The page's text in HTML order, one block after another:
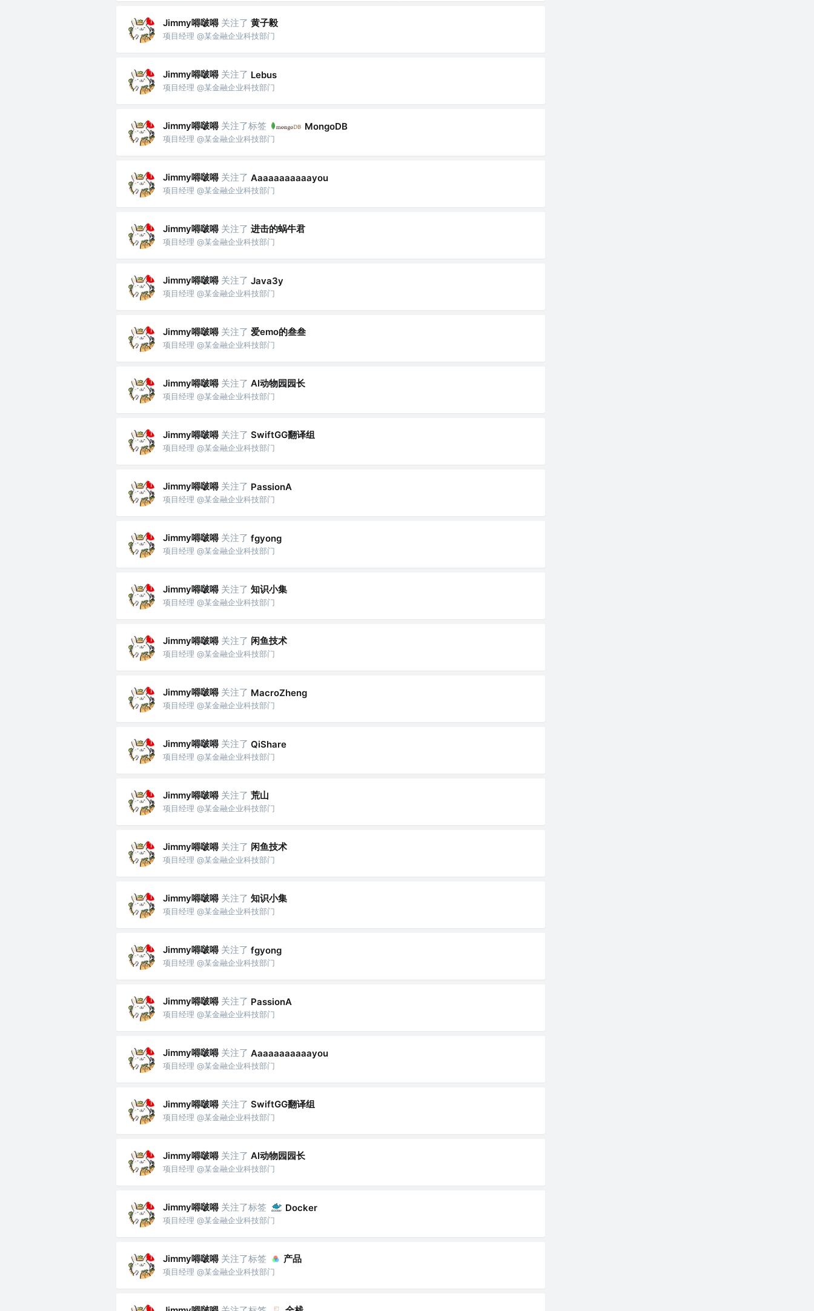
Jimmy嘚啵嘚 关注了 黄子毅
项目经理 @某金融企业科技部门
Jimmy嘚啵嘚 关注了 Lebus
项目经理 @某金融企业科技部门
Jimmy嘚啵嘚 关注了标签 MongoDB
项目经理 @某金融企业科技部门
Jimmy嘚啵嘚 关注了 Aaaaaaaaaaayou
项目经理 @某金融企业科技部门
Jimmy嘚啵嘚 关注了 进击的蜗牛君
项目经理 @某金融企业科技部门
Jimmy嘚啵嘚 关注了 Java3y
项目经理 @某金融企业科技部门
Jimmy嘚啵嘚 关注了 爱emo的叁叁
项目经理 @某金融企业科技部门
Jimmy嘚啵嘚 关注了 AI动物园园长
项目经理 @某金融企业科技部门
Jimmy嘚啵嘚 关注了 SwiftGG翻译组
项目经理 @某金融企业科技部门
Jimmy嘚啵嘚 关注了 PassionA
项目经理 @某金融企业科技部门
Jimmy嘚啵嘚 关注了 fgyong
项目经理 @某金融企业科技部门
Jimmy嘚啵嘚 关注了 知识小集
项目经理 @某金融企业科技部门
Jimmy嘚啵嘚 关注了 闲鱼技术
项目经理 @某金融企业科技部门
Jimmy嘚啵嘚 关注了 MacroZheng
项目经理 @某金融企业科技部门
Jimmy嘚啵嘚 关注了 QiShare
项目经理 @某金融企业科技部门
Jimmy嘚啵嘚 关注了 荒山
项目经理 @某金融企业科技部门
Jimmy嘚啵嘚 关注了 闲鱼技术
项目经理 @某金融企业科技部门
Jimmy嘚啵嘚 关注了 知识小集
项目经理 @某金融企业科技部门
Jimmy嘚啵嘚 关注了 fgyong
项目经理 @某金融企业科技部门
Jimmy嘚啵嘚 关注了 PassionA
项目经理 @某金融企业科技部门
Jimmy嘚啵嘚 关注了 Aaaaaaaaaaayou
项目经理 @某金融企业科技部门
Jimmy嘚啵嘚 关注了 SwiftGG翻译组
项目经理 @某金融企业科技部门
Jimmy嘚啵嘚 关注了 AI动物园园长
项目经理 @某金融企业科技部门
Jimmy嘚啵嘚 关注了标签 Docker
项目经理 @某金融企业科技部门
Jimmy嘚啵嘚 关注了标签 产品
项目经理 @某金融企业科技部门